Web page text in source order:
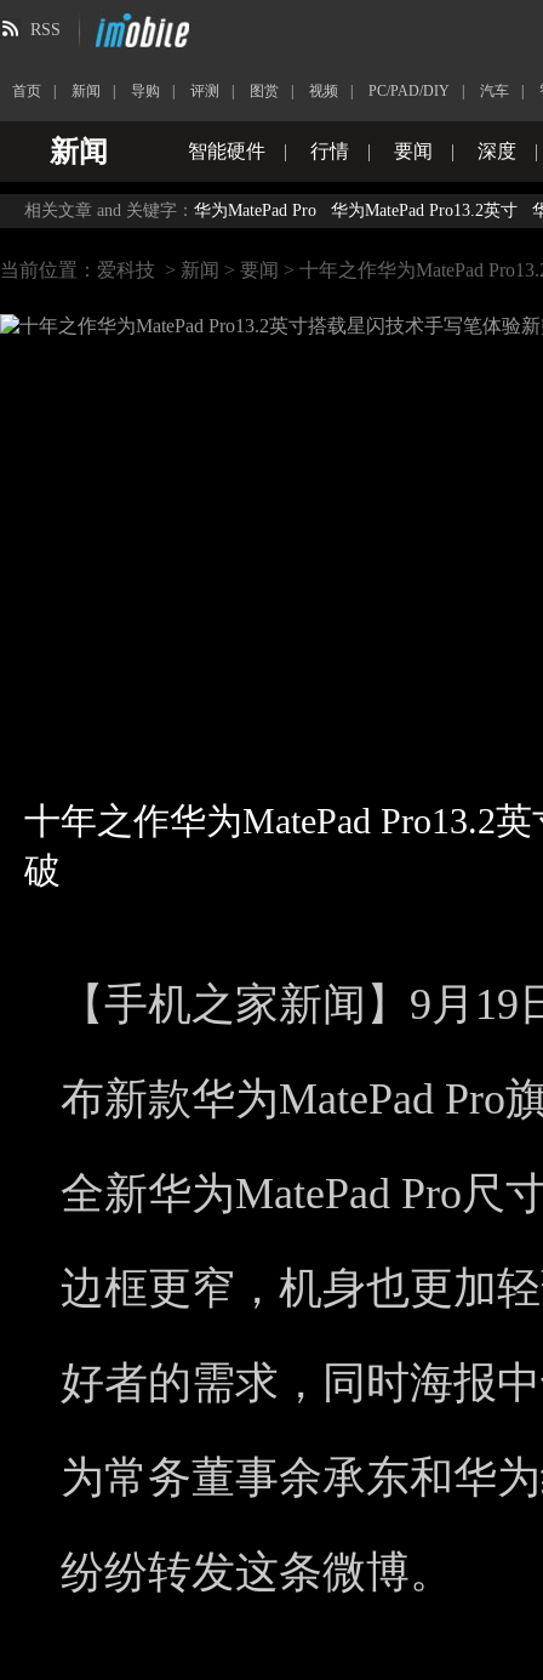
RSS
首页 新闻 导购 评测 图赏 视频 PC/PAD/DIY 汽车
新闻 智能硬件 | 行情 | 要闻 | 深度 |
相关文章 and 关键字： 华为MatePad Pro 华为MatePad Pro13.2英寸
当前位置： 爱科技 > 新闻 > 要闻 > 十年之作华为MatePad
十年之作华为MatePad Pro13.2
破
【手机之家新闻】9月
布新款华为MatePad Pro
全新华为MatePad Pro尺
边框更窄，机身也更加
好者的需求，同时海报
为常务董事余承东和华
纷纷转发这条微博。